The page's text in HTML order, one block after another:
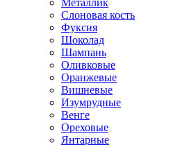
Металлик
Слоновая кость
Фуксия
Шоколад
Шампань
Оливковые
Оранжевые
Вишневые
Изумрудные
Венге
Ореховые
Янтарные